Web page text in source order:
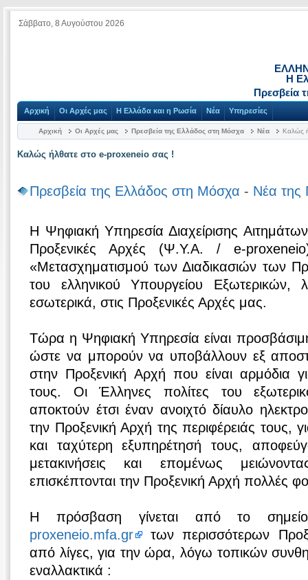
Σάββατο, 8 Αυγούστου 2026
Η
Πρεσβεία
Αρχική Οι Αρχές μας Η Ελλάδα και η Ρωσία Νέα Υπηρεσίες
Αρχική Οι Αρχές μας Πρεσβεία της Ελλάδος στη Μόσχα Νέα Καλώς
Καλώς ήλθατε στο e-proxeneio σας !
Πρεσβεία της Ελλάδος στη Μόσχα - Νέα της
Η Ψηφιακή Υπηρεσία Διαχείρισης
Προξενικές Αρχές (Ψ.Υ.Α. / e-
«Μετασχηματισμού των Διαδικασιών των
του ελληνικού Υπουργείου Εξωτερικών,
εσωτερικά, στις Προξενικές Αρχές μας.
Τώρα η Ψηφιακή Υπηρεσία είναι
ώστε να μπορούν να υποβάλλουν εξ
στην Προξενική Αρχή που είναι αρμόδια
τους. Οι Έλληνες πολίτες του
αποκτούν έτσι έναν ανοιχτό δίαυλο
την Προξενική Αρχή της περιφέρειάς τους,
και ταχύτερη εξυπηρέτησή τους,
μετακινήσεις και επομένως
επισκέπτονται την Προξενική Αρχή πολλές
Η πρόσβαση γίνεται από το
proxeneio.mfa.gr
των περισσότερων
από λίγες, για την ώρα, λόγω τοπικών
εναλλακτικά :